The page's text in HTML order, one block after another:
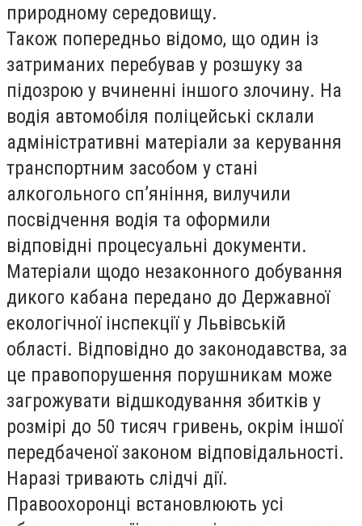
природному середовищу.
Також попередньо відомо, що один із
затриманих перебував у розшуку за
підозрою у вчиненні іншого злочину. На
водія автомобіля поліцейські склали
адміністративні матеріали за керування
транспортним засобом у стані
алкогольного сп’яніння, вилучили
посвідчення водія та оформили
відповідні процесуальні документи.
Матеріали щодо незаконного добування
дикого кабана передано до Державної
екологічної інспекції у Львівській
області. Відповідно до законодавства, за
це правопорушення порушникам може
загрожувати відшкодування збитків у
розмірі до 50 тисяч гривень, окрім іншої
передбаченої законом відповідальності.
Наразі тривають слідчі дії.
Правоохоронці встановлюють усі